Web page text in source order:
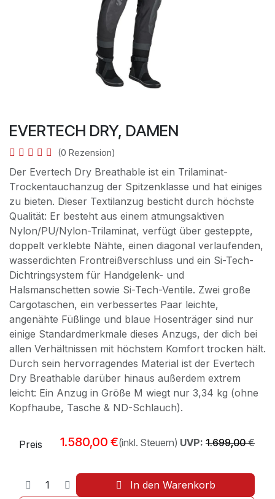
EVERTECH DRY, DAMEN
(0 Rezension)
Der Evertech Dry Breathable ist ein Trilaminat-
Trockentauchanzug der Spitzenklasse und hat einiges
zu bieten. Dieser Textilanzug besticht durch höchste
Qualität: Er besteht aus einem atmungsaktiven
Nylon/PU/Nylon-Trilaminat, verfügt über gesteppte,
doppelt verklebte Nähte, einen diagonal verlaufenden,
wasserdichten Frontreißverschluss und ein Si-Tech-
Dichtringsystem für Handgelenk- und
Halsmanschetten sowie Si-Tech-Ventile. Zwei große
Cargotaschen, ein verbessertes Paar leichte,
angenähte Füßlinge und blaue Hosenträger sind nur
einige Standardmerkmale dieses Anzugs, der dich bei
allen Verhältnissen mit höchstem Komfort trocken hält.
Durch sein hervorragendes Material ist der Evertech
Dry Breathable darüber hinaus außerdem extrem
leicht: Ein Anzug in Größe M wiegt nur 3,34 kg (ohne
Kopfhaube, Tasche & ND-Schlauch).
In den Warenkorb
Preis 1.580,00 €(inkl. Steuern) UVP: 1.699,00€